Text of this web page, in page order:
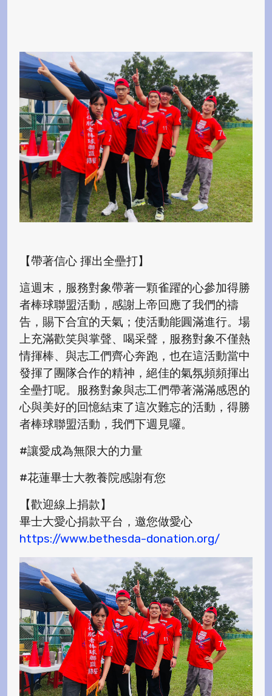
【帶著信心 揮出全壘打】
這週末，服務對象帶著一顆雀躍的心參加得勝
者棒球聯盟活動，感謝上帝回應了我們的禱
告，賜下合宜的天氣；使活動能圓滿進行。場
上充滿歡笑與掌聲、喝采聲，服務對象不僅熱
情揮棒、與志工們齊心奔跑，也在這活動當中
發揮了團隊合作的精神，絕佳的氣氛頻頻揮出
全壘打呢。服務對象與志工們帶著滿滿感恩的
心與美好的回憶結束了這次難忘的活動，得勝
者棒球聯盟活動，我們下週見囉。
#讓愛成為無限大的力量
#花蓮畢士大教養院感謝有您
【歡迎線上捐款】
畢士大愛心捐款平台，邀您做愛心
https://www.bethesda-donation.org/